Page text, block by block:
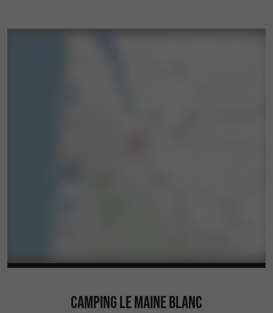
De junio a septiembre, disfrute de la gran
ping pong
CAMPING LE MAINE BLANC